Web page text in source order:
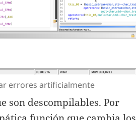
errores artificialmente
son descompilables. Por